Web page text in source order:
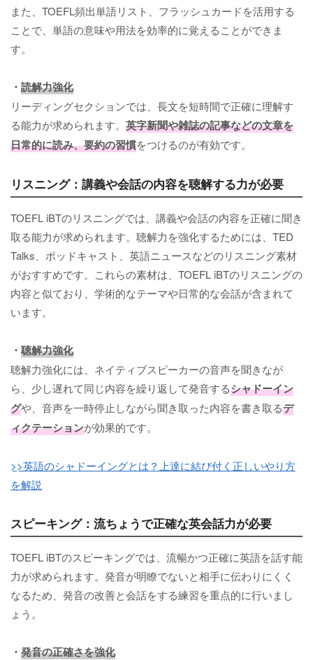
また、TOEFL頻出単語リスト、フラッシュカードを活用する
ことで、単語の意味や用法を効率的に覚えることができま
す。
・ 読解力強化
リーディングセクションでは、長文を短時間で正確に理解す
る能力が求められます。 英字新聞や雑誌の記事などの文章を
日常的に読み、要約の習慣をつけるのが有効です。
リスニング：講義や会話の内容を聴解する力が必要
TOEFL iBTのリスニングでは、講義や会話の内容を正確に聞き
取る能力が求められます。聴解力を強化するためには、TED
Talks、ポッドキャスト、英語ニュースなどのリスニング素材
がおすすめです。これらの素材は、TOEFL iBTのリスニングの
内容と似ており、学術的なテーマや日常的な会話が含まれて
います。
・ 聴解力強化
聴解力強化には、ネイティブスピーカーの音声を聞きなが
ら、少し遅れて同じ内容を繰り返して発音するシャドーイン
グや、音声を一時停止しながら聞き取った内容を書き取るデ
ィクテーションが効果的です。
>>英語のシャドーイングとは？上達に結び付く正しいやり方
を解説
スピーキング：流ちょうで正確な英会話力が必要
TOEFL iBTのスピーキングでは、流暢かつ正確に英語を話す能
力が求められます。発音が明瞭でないと相手に伝わりにくく
なるため、発音の改善と会話をする練習を重点的に行いまし
ょう。
・ 発音の正確さを強化